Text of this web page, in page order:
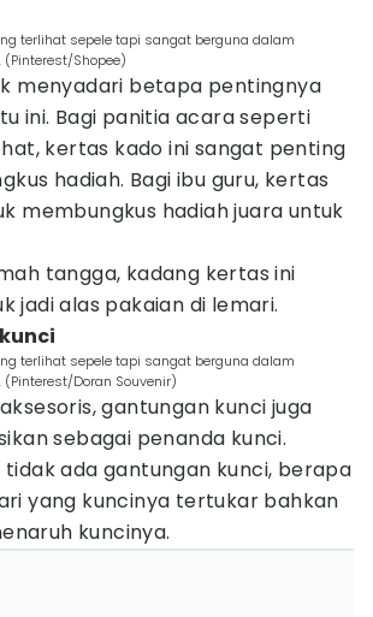
terlihat sepele tapi sangat berguna dalam
Shopee)
menyadari betapa pentingnya
ini. Bagi panitia acara seperti
kertas kado ini sangat penting
hadiah. Bagi ibu guru, kertas
membungkus hadiah juara untuk
tangga, kadang kertas ini
jadi alas pakaian di lemari.
terlihat sepele tapi sangat berguna dalam
Doran Souvenir)
gantungan kunci juga
sebagai penanda kunci.
tidak ada gantungan kunci, berapa
yang kuncinya tertukar bahkan
kuncinya.